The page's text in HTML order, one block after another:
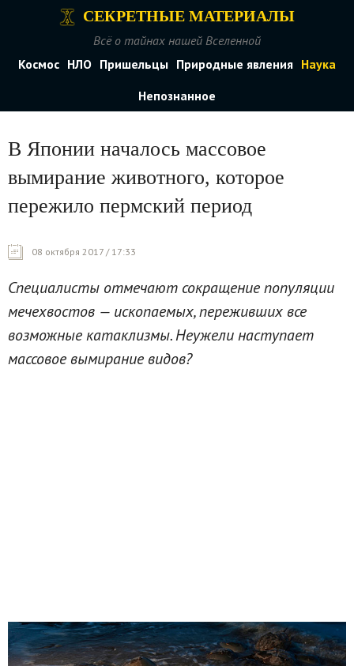
СЕКРЕТНЫЕ МАТЕРИАЛЫ
Всё о тайнах нашей Вселенной
Космос НЛО Пришельцы Природные явления Наука
Непознанное
В Японии началось массовое
вымирание животного, которое
пережило пермский период
08 октября 2017 / 17:33
Специалисты отмечают сокращение популяции
мечехвостов — ископаемых, переживших все
возможные катаклизмы. Неужели наступает
массовое вымирание видов?